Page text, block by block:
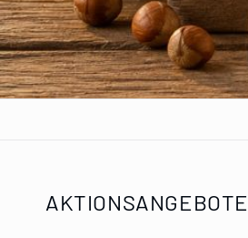
AKTIONSANGEBOTE